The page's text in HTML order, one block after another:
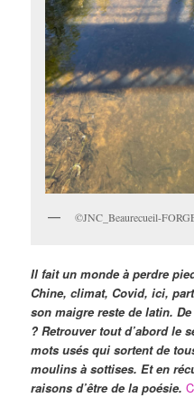
©JNC_Beaurecueil-
Il fait un monde à perdre
Chine, climat, Covid, ici,
son maigre reste de latin.
? Retrouver tout d’abord le
mots usés qui sortent de
moulins à sottises. Et en
raisons d’être de la poésie.